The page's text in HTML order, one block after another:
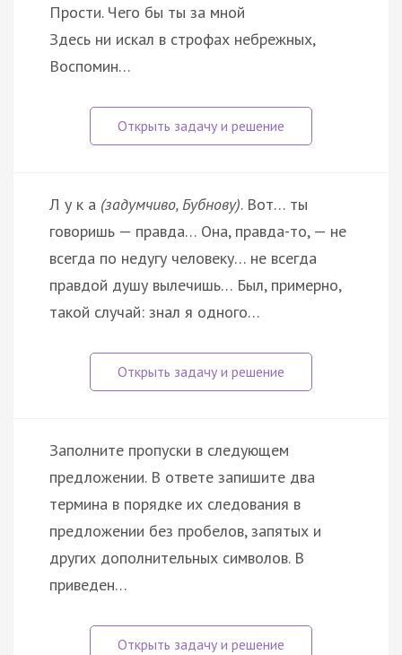
Прости. Чего бы ты за мной
Здесь ни искал в строфах небрежных,
Воспомин…
Л у к а (задумчиво, Бубнову). Вот… ты
говоришь — правда… Она, правда-то, — не
всегда по недугу человеку… не всегда
правдой душу вылечишь… Был, примерно,
такой случай: знал я одного…
Заполните пропуски в следующем
предложении. В ответе запишите два
термина в порядке их следования в
предложении без пробелов, запятых и
других дополнительных символов. В
приведен…